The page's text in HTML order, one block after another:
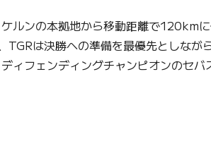
ルンの本拠地から移動距離で120km
は決勝への準備を最優先としな
ィフェンディングチャンピオンのセ